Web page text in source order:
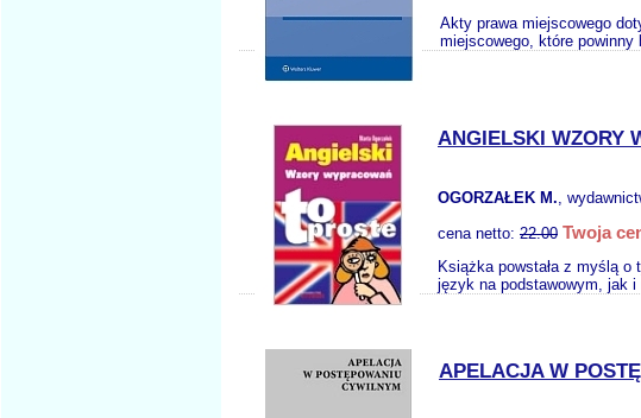
Akty prawa miejscowego
miejscowego, które powinny
ANGIELSKI WZORY
OGORZAŁEK M.,
cena netto: 22.00 Twoja
Książka powstała z myślą
język na podstawowym, jak i
APELACJA W